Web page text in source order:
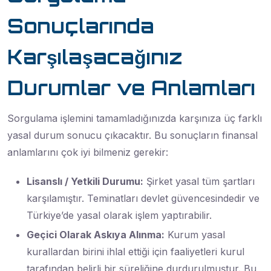
Sonuçlarında
Karşılaşacağınız
Durumlar ve Anlamları
Sorgulama işlemini tamamladığınızda karşınıza üç farklı
yasal durum sonucu çıkacaktır. Bu sonuçların finansal
anlamlarını çok iyi bilmeniz gerekir:
Lisanslı / Yetkili Durumu: Şirket yasal tüm şartları
karşılamıştır. Teminatları devlet güvencesindedir ve
Türkiye’de yasal olarak işlem yaptırabilir.
Geçici Olarak Askıya Alınma: Kurum yasal
kurallardan birini ihlal ettiği için faaliyetleri kurul